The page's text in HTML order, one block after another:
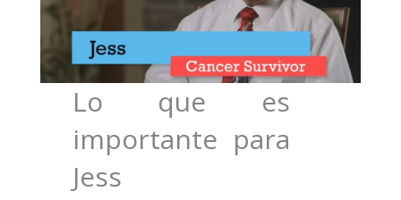
Lo que es
importante para
Jess